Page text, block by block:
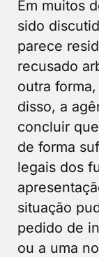
Em muitos
sido
parece
recusado
outra
disso, a
concluir
de forma
legais dos
situação
pedido de
ou a uma